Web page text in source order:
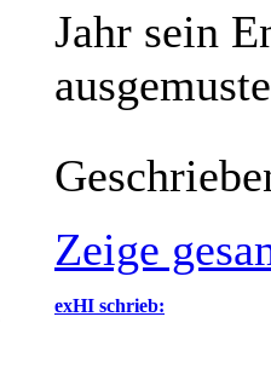
Jahr sein
Zeige
exHI schrieb: